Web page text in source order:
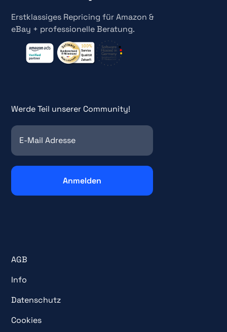
Erstklassiges Repricing für Amazon &
eBay + professionelle Beratung.
Werde Teil unserer Community!
AGB
Info
Datenschutz
Cookies